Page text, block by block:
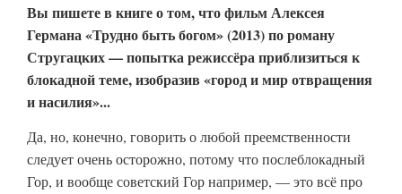
Вы пишете в книге о том, что фильм Алексея
Германа «Трудно быть богом» (2013) по роману
Стругацких — попытка режиссёра приблизиться к
блокадной теме, изобразив «город и мир отвращения
и насилия»...
Да, но, конечно, говорить о любой преемственности
следует очень осторожно, потому что послеблокадный
Гор, и вообще советский Гор например, — это всё про